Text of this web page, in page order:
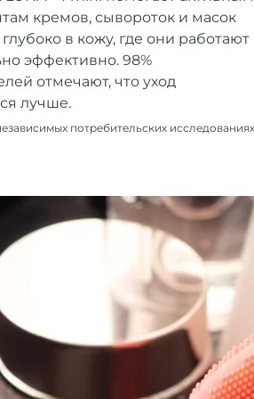
кремов, сывороток и масок
в кожу, где они работают
эффективно. 98%
отмечают, что уход
лучше.
потребительских исследованиях
KIWI™
pore care essentials
hair
Teeth Whitening Gel
Для мужчин